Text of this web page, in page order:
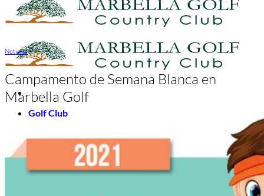
Golf Club
Instalaciones
Clases de Golf
Quienes Somos
Tarifas
Noticias
Campamento de Semana Blanca en
Marbella Golf